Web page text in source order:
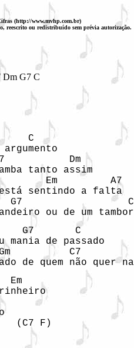
(http://www.mvhp.com.br)
reescrito ou redistribuído sem prévia autorização.
Dm G7 C
C
Dm
tanto assim
Em         A7
está sentindo a falta
G7
ou de um
G7       C
mania de passado
Gm          C7
de quem não quer
F#o
Dm
(C7 F)